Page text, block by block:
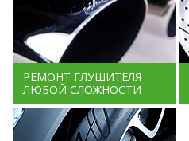
РЕМОНТ ГЛУШИТЕЛЯ
ЛЮБОЙ СЛОЖНОСТИ